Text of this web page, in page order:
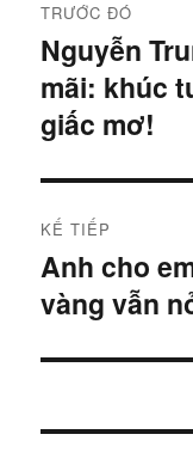
hướng
bài
viết
TRƯỚC ĐÓ
Bài
trước:
Nguyễn
mãi: khúc
giấc mơ!
KẾ TIẾP
Bài
tiếp:
Anh cho
vàng vẫn